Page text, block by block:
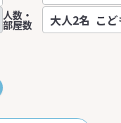
人数・
部屋数